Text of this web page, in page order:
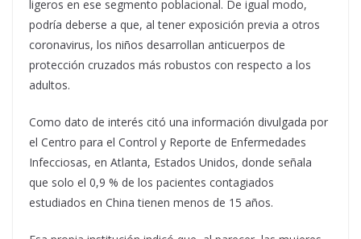
ligeros en ese segmento poblacional. De igual modo,
podría deberse a que, al tener exposición previa a otros
coronavirus, los niños desarrollan anticuerpos de
protección cruzados más robustos con respecto a los
adultos.
Como dato de interés citó una información divulgada por
el Centro para el Control y Reporte de Enfermedades
Infecciosas, en Atlanta, Estados Unidos, donde señala
que solo el 0,9 % de los pacientes contagiados
estudiados en China tienen menos de 15 años.